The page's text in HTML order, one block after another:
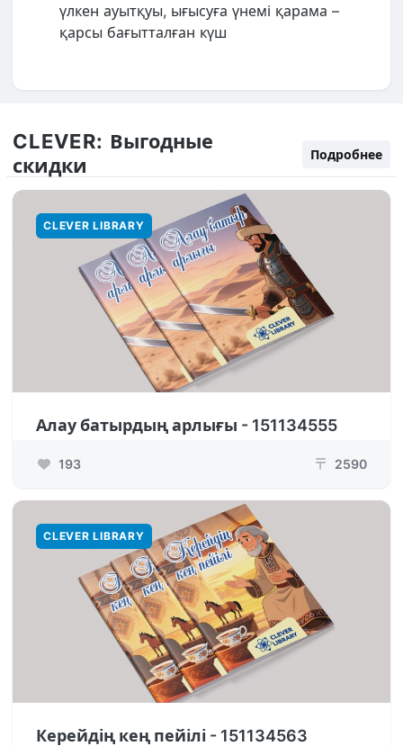
үлкен ауытқуы, ығысуға үнемі қарама –
қарсы бағытталған күш
CLEVER: Выгодные
скидки
Подробнее
CLEVER LIBRARY
Алау батырдың арлығы - 151134555
193 ₸ 2590
CLEVER LIBRARY
Керейдің кең пейілі - 151134563